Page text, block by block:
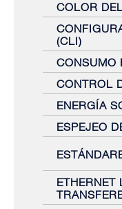
COLOR
(CLI)
CONSUMO
CONTROL
ENERGÍA
ESPEJEO
ETHERNET